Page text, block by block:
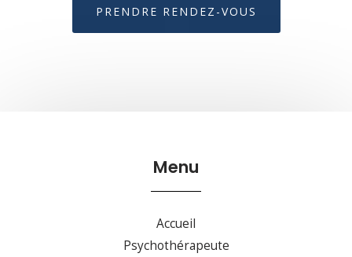
PRENDRE RENDEZ-VOUS
Menu
Accueil
Psychothérapeute